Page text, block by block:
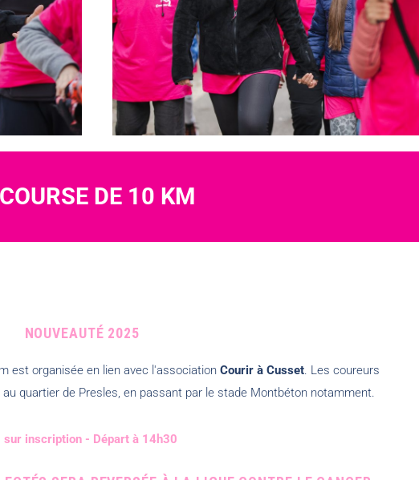
COURSE DE 10 KM
NOUVEAUTÉ 2025
est organisée en lien avec l'association Courir à Cusset. Les coureurs
quartier de Presles, en passant par le stade Montbéton notamment.
sur inscription - Départ à 14h30